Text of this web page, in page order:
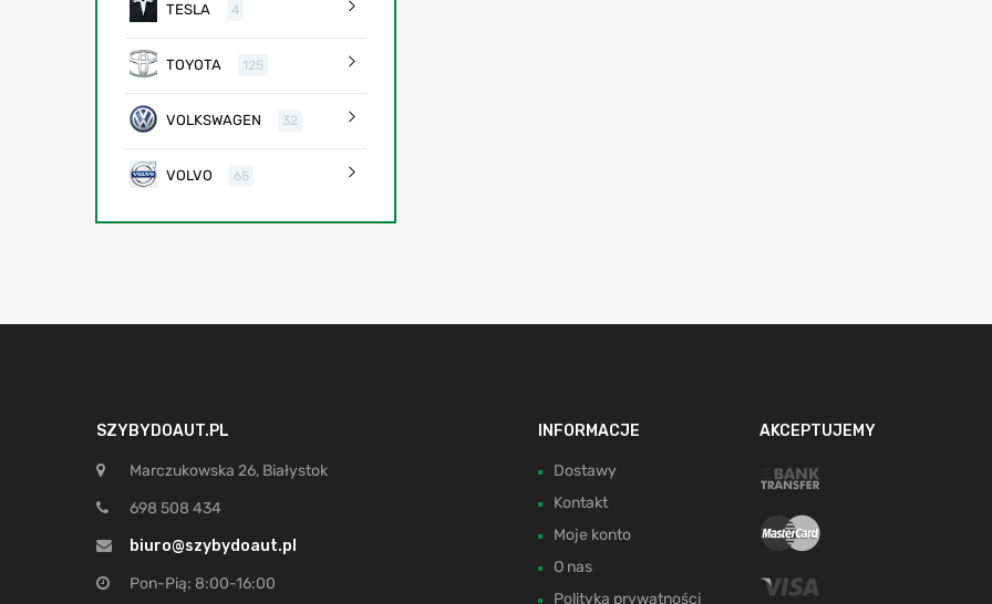
TESLA 4
TOYOTA 125
VOLKSWAGEN 32
VOLVO 65
SZYBYDOAUT.PL
Marczukowska 26, Białystok
698 508 434
biuro@szybydoaut.pl
Pon-Pią: 8:00-16:00
INFORMACJE
Dostawy
Kontakt
Moje konto
O nas
Polityka prywatności
AKCEPTUJEMY